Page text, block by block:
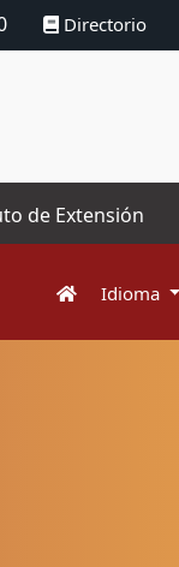
Directorio
de Extensión
Idioma